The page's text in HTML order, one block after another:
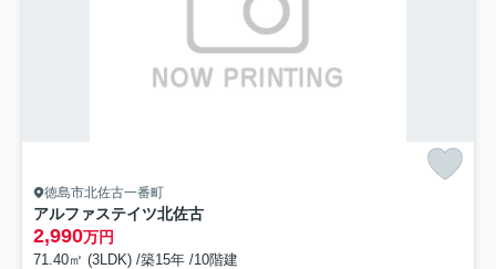
徳島市北佐古一番町
アルファステイツ北佐古
2,990万円
71.40㎡ (3LDK) /築15年 /10階建